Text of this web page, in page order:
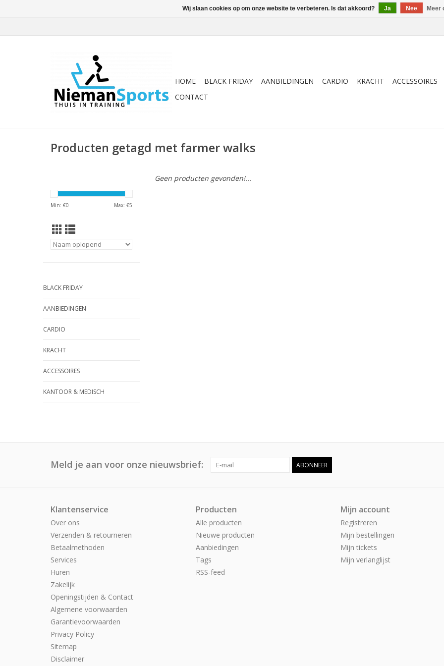
HOME BLACK FRIDAY AANBIEDINGEN CARDIO KRACHT
ACCESSOIRES
CONTACT
Producten getagd met farmer walks
Min: €0 Max: €5
BLACK FRIDAY
AANBIEDINGEN
CARDIO
KRACHT
ACCESSOIRES
KANTOOR & MEDISCH
Geen producten gevonden!...
Meld je aan voor onze nieuwsbrief: ABONNEER
Klantenservice
Over ons
Verzenden & retourneren
Betaalmethoden
Services
Huren
Zakelijk
Openingstijden & Contact
Algemene voorwaarden
Garantievoorwaarden
Privacy Policy
Sitemap
Disclaimer
Producten
Alle producten
Nieuwe producten
Aanbiedingen
Tags
RSS-feed
Mijn account
Registreren
Mijn bestellingen
Mijn tickets
Mijn verlanglijst
Wij slaan cookies op om onze website te verbeteren. Is dat akkoord? Ja Nee Meer